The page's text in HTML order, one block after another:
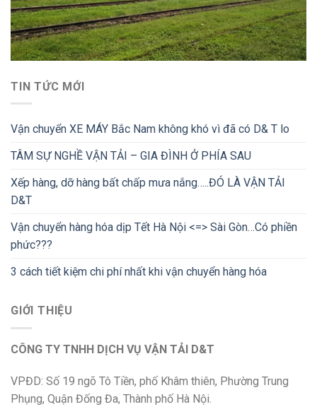
TIN TỨC MỚI
Vận chuyển XE MÁY Bắc Nam không khó vì đã có D& T lo
TÂM SỰ NGHỀ VẬN TẢI – GIA ĐÌNH Ở PHÍA SAU
Xếp hàng, dỡ hàng bất chấp mưa nắng…..ĐÓ LÀ VẬN TẢI
D&T
Vận chuyển hàng hóa dịp Tết Hà Nội <=> Sài Gòn…Có phiền
phức???
3 cách tiết kiệm chi phí nhất khi vận chuyển hàng hóa
GIỚI THIỆU
CÔNG TY TNHH DỊCH VỤ VẬN TẢI D&T
VPĐD: Số 19 ngõ Tô Tiền, phố Khâm thiên, Phường Trung
Phụng, Quận Đống Đa, Thành phố Hà Nội.